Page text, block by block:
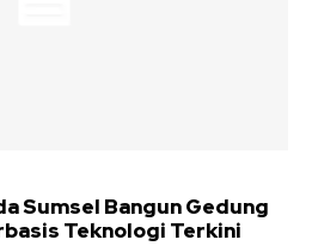
Sumsel Bangun Gedung
Teknologi Terkini